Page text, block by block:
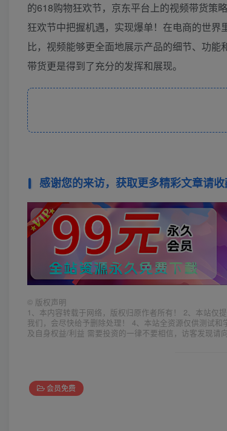
的618购物狂欢节，京东平台上的视频带货策
狂欢节中把握机遇，实现爆单！在电商的世
比，视频能够更全面地展示产品的细节、功
带货更是得到了充分的发挥和展现。
感谢您的来访，获取更多精彩文章请收
© 版权声明
1、本内容转载于网络，版权归原作者所有！ 2、本站仅
我们，会尽快给予删除处理！ 4、本站全资源仅供测试
及自身权益/利益 需要投资的一律不要相信，访客发现
会员免费